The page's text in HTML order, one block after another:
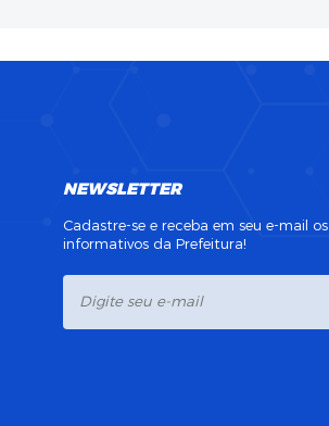
NEWSLETTER
Cadastre-se e receba em seu e-mail os
informativos da Prefeitura!